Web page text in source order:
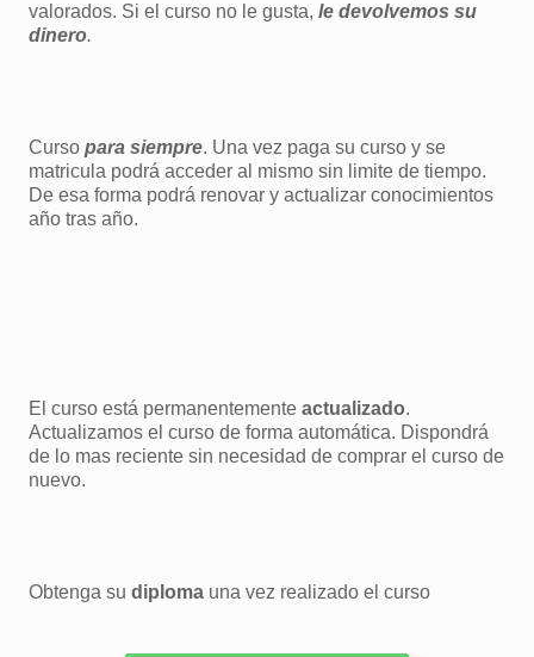
valorados. Si el curso no le gusta,le devolvemos su
dinero.
Cursopara siempre. Una vez paga su curso y se
matricula podrá acceder al mismo sin limite de tiempo.
De esa forma podrá renovar y actualizar conocimientos
año tras año.
El curso está permanentementeactualizado.
Actualizamos el curso de forma automática. Dispondrá
de lo mas reciente sin necesidad de comprar el curso de
nuevo.
Obtenga sudiploma una vez realizado el curso